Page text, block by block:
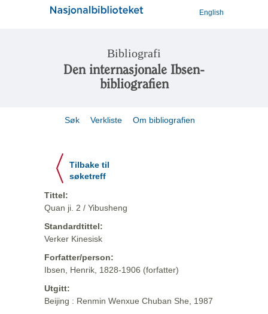
English
Bibliografi
Den internasjonale Ibsen-
bibliografien
Søk Verkliste Om bibliografien
Tilbake til
søketreff
Tittel:
Quan ji. 2 / Yibusheng
Standardtittel:
Verker Kinesisk
Forfatter/person:
Ibsen, Henrik, 1828-1906 (forfatter)
Utgitt:
Beijing : Renmin Wenxue Chuban She, 1987